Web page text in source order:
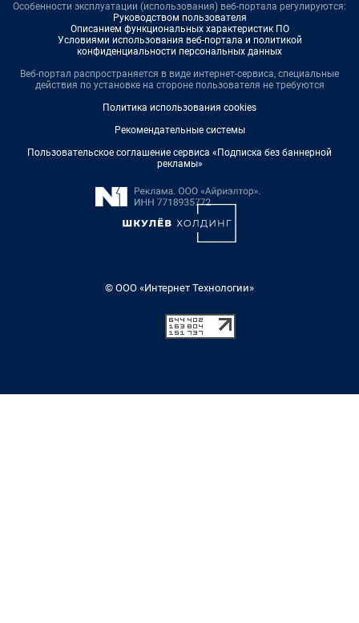
Особенности эксплуатации (использования) веб-портала регулируются:
Руководством пользователя
Описанием функциональных характеристик ПО
Условиями использования веб-портала и политикой
конфиденциальности персональных данных
Веб-портал распространяется в виде интернет-сервиса, специальные
действия по установке на стороне пользователя не требуются
Политика использования cookies
Рекомендательные системы
Пользовательское соглашение сервиса «Подписка без баннерной
рекламы»
© ООО «Интернет Технологии»